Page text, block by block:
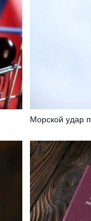
Морской удар